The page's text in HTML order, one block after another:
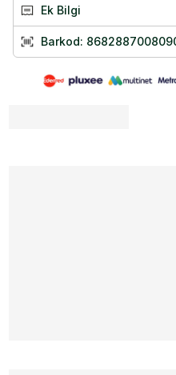
Bromelain
L-Karnitin
Mate Yaprağı Ekstresi
(Ilex paraguariensis)
Ek Bilgi
Barkod: